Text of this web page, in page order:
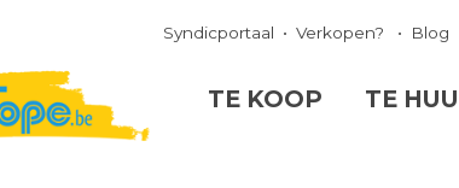
Syndicportaal Verkopen? Blog
TE KOOP TE